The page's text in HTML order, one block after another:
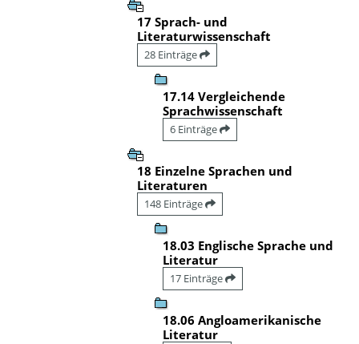
17 Sprach- und
Literaturwissenschaft
28 Einträge
17.14 Vergleichende
Sprachwissenschaft
6 Einträge
18 Einzelne Sprachen und
Literaturen
148 Einträge
18.03 Englische Sprache und
Literatur
17 Einträge
18.06 Angloamerikanische
Literatur